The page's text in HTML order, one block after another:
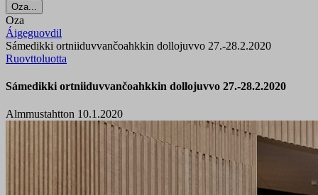
Oza...
Oza
Áigeguovdil
Sámedikki ortniiduvvančoahkkin dollojuvvo 27.-28.2.2020
Ruovttoluotta
Sámedikki ortniiduvvančoahkkin dollojuvvo 27.-28.2.2020
Almmustahtton 10.1.2020